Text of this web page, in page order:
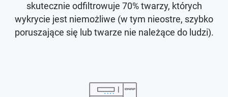
skutecznie odfiltrowuje 70% twarzy, których
wykrycie jest niemożliwe (w tym nieostre, szybko
poruszające się lub twarze nie należące do ludzi).